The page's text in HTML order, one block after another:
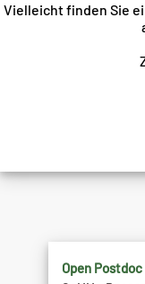
Vielleicht finden Sie
Open